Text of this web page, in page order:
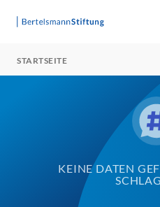
STARTSEITE
KEINE DATEN